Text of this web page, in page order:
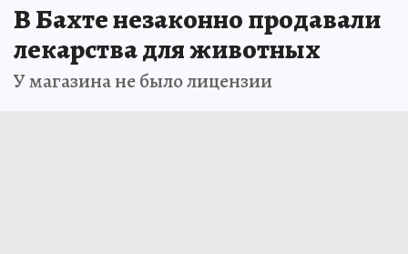
В Бахте незаконно продавали
лекарства для животных
У магазина не было лицензии